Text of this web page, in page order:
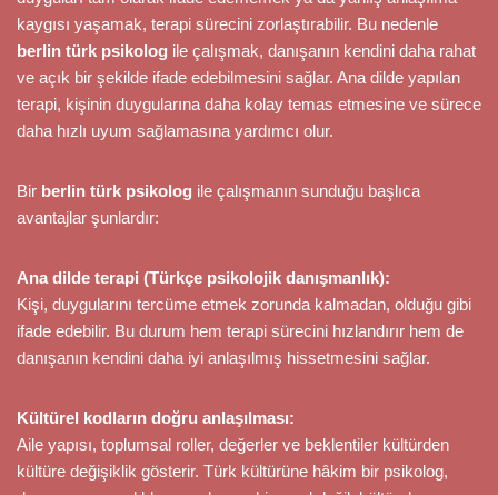
kaygısı yaşamak, terapi sürecini zorlaştırabilir. Bu nedenle
berlin türk psikolog ile çalışmak, danışanın kendini daha rahat
ve açık bir şekilde ifade edebilmesini sağlar. Ana dilde yapılan
terapi, kişinin duygularına daha kolay temas etmesine ve sürece
daha hızlı uyum sağlamasına yardımcı olur.
Bir berlin türk psikolog ile çalışmanın sunduğu başlıca
avantajlar şunlardır:
Ana dilde terapi (Türkçe psikolojik danışmanlık):
Kişi, duygularını tercüme etmek zorunda kalmadan, olduğu gibi
ifade edebilir. Bu durum hem terapi sürecini hızlandırır hem de
danışanın kendini daha iyi anlaşılmış hissetmesini sağlar.
Kültürel kodların doğru anlaşılması:
Aile yapısı, toplumsal roller, değerler ve beklentiler kültürden
kültüre değişiklik gösterir. Türk kültürüne hâkim bir psikolog,